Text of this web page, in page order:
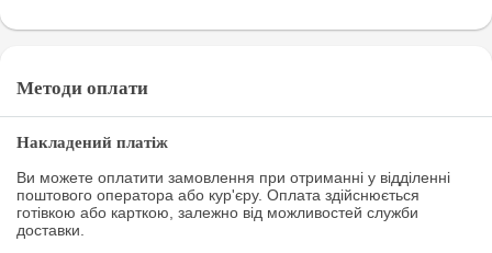
Методи оплати
Накладений платіж
Ви можете оплатити замовлення при отриманні у відділенні
поштового оператора або кур'єру. Оплата здійснюється
готівкою або карткою, залежно від можливостей служби
доставки.